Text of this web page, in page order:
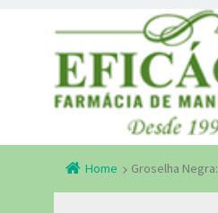
Home Groselha